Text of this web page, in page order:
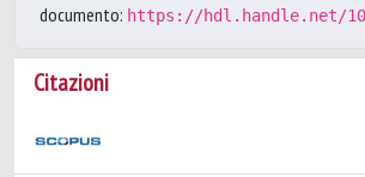
documento: https://hdl.handle.net/
Citazioni